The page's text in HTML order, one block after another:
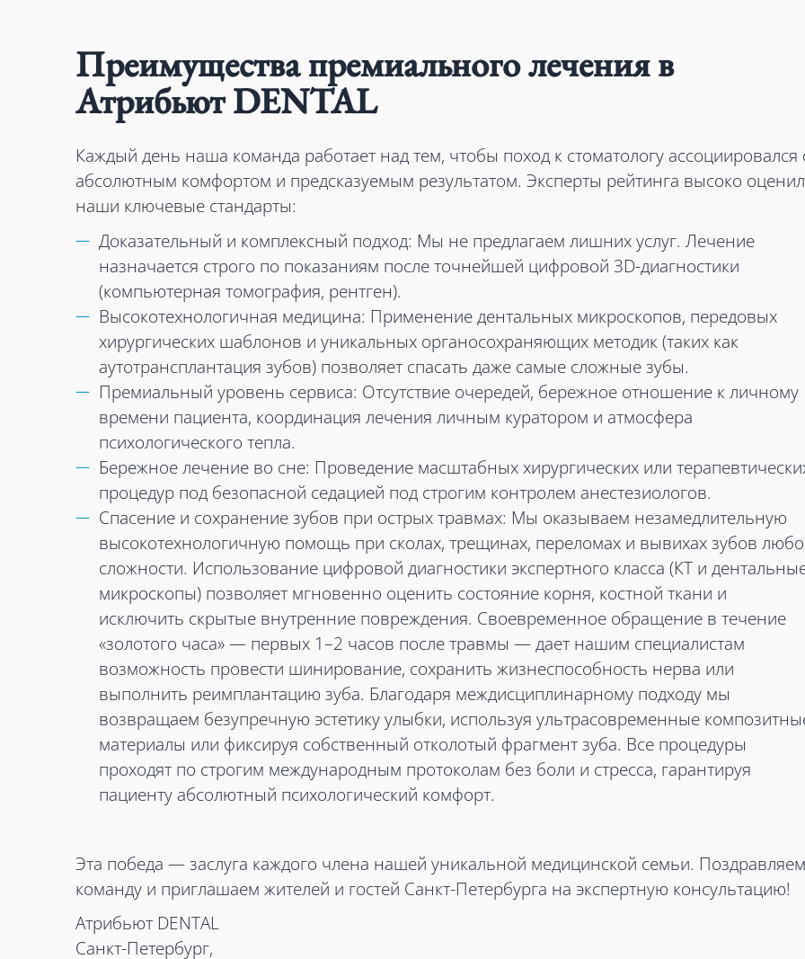
Преимущества премиального лечения в
Атрибьют DENTAL
Каждый день наша команда работает над тем, чтобы поход к стоматологу ассоциировался
абсолютным комфортом и предсказуемым результатом. Эксперты рейтинга высоко
наши ключевые стандарты:
Доказательный и комплексный подход: Мы не предлагаем лишних услуг. Лечение
назначается строго по показаниям после точнейшей цифровой 3D-диагностики
(компьютерная томография, рентген).
Высокотехнологичная медицина: Применение дентальных микроскопов, передовых
хирургических шаблонов и уникальных органосохраняющих методик (таких как
аутотрансплантация зубов) позволяет спасать даже самые сложные зубы.
Премиальный уровень сервиса: Отсутствие очередей, бережное отношение к личному
времени пациента, координация лечения личным куратором и атмосфера
психологического тепла.
Бережное лечение во сне: Проведение масштабных хирургических или
процедур под безопасной седацией под строгим контролем анестезиологов.
Спасение и сохранение зубов при острых травмах: Мы оказываем незамедлительную
высокотехнологичную помощь при сколах, трещинах, переломах и вывихах зубов
сложности. Использование цифровой диагностики экспертного класса (КТ и
микроскопы) позволяет мгновенно оценить состояние корня, костной ткани и
исключить скрытые внутренние повреждения. Своевременное обращение в течение
«золотого часа» — первых 1–2 часов после травмы — дает нашим специалистам
возможность провести шинирование, сохранить жизнеспособность нерва или
выполнить реимплантацию зуба. Благодаря междисциплинарному подходу мы
возвращаем безупречную эстетику улыбки, используя ультрасовременные
материалы или фиксируя собственный отколотый фрагмент зуба. Все процедуры
проходят по строгим международным протоколам без боли и стресса, гарантируя
пациенту абсолютный психологический комфорт.
Эта победа — заслуга каждого члена нашей уникальной медицинской семьи. Поздравляем
команду и приглашаем жителей и гостей Санкт-Петербурга на экспертную консультацию!
Атрибьют DENTAL
Санкт-Петербург,